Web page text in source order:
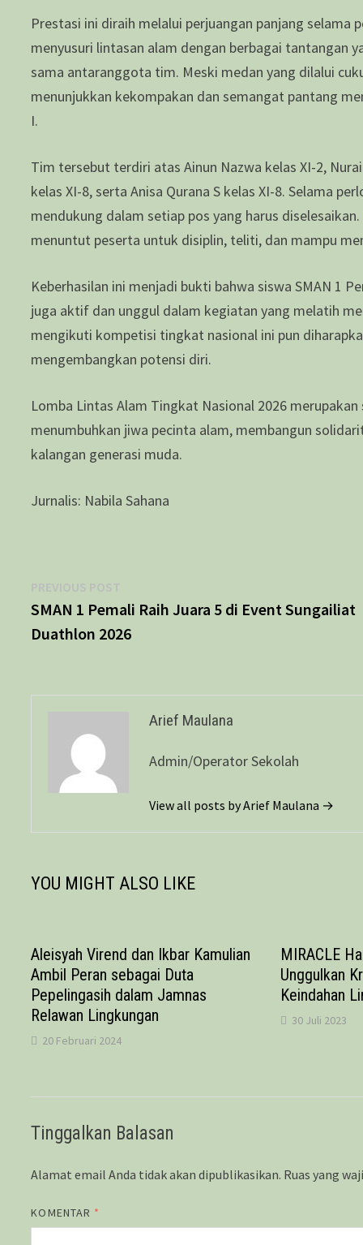
Prestasi ini diraih melalui perjuangan panjang selama
menyusuri lintasan alam dengan berbagai tantangan
sama antaranggota tim. Meski medan yang dilalui
menunjukkan kekompakan dan semangat pantang
I.
Tim tersebut terdiri atas Ainun Nazwa kelas XI-2,
kelas XI-8, serta Anisa Qurana S kelas XI-8. Selama
mendukung dalam setiap pos yang harus
menuntut peserta untuk disiplin, teliti, dan mampu
Keberhasilan ini menjadi bukti bahwa siswa SMAN 1
juga aktif dan unggul dalam kegiatan yang melatih
mengikuti kompetisi tingkat nasional ini pun
mengembangkan potensi diri.
Lomba Lintas Alam Tingkat Nasional 2026
menumbuhkan jiwa pecinta alam, membangun
kalangan generasi muda.
Jurnalis: Nabila Sahana
Navigasi
pos
PREVIOUS POST
post:
SMAN 1 Pemali Raih Juara 5 di Event Sungailiat
Duathlon 2026
Arief Maulana
Admin/Operator Sekolah
View all posts by Arief Maulana →
YOU MIGHT ALSO LIKE
Aleisyah Virend dan Ikbar Kamulian
Ambil Peran sebagai Duta
Pepelingasih dalam Jamnas
Relawan Lingkungan
20 Februari 2024
MIRACLE
Unggulkan
Keindahan
30 Juli 2023
Tinggalkan Balasan
Alamat email Anda tidak akan dipublikasikan. Ruas yang
KOMENTAR *